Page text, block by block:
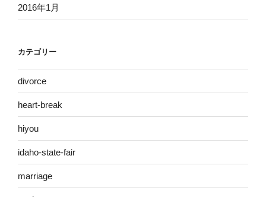
2016年1月
カテゴリー
divorce
heart-break
hiyou
idaho-state-fair
marriage